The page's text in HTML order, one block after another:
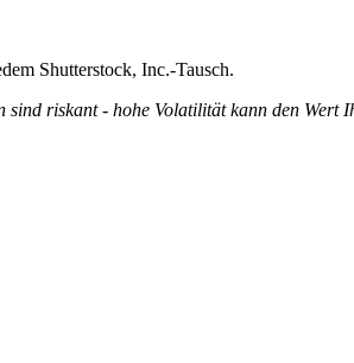
Shutterstock, Inc.-Tausch.
riskant - hohe Volatilität kann den Wert